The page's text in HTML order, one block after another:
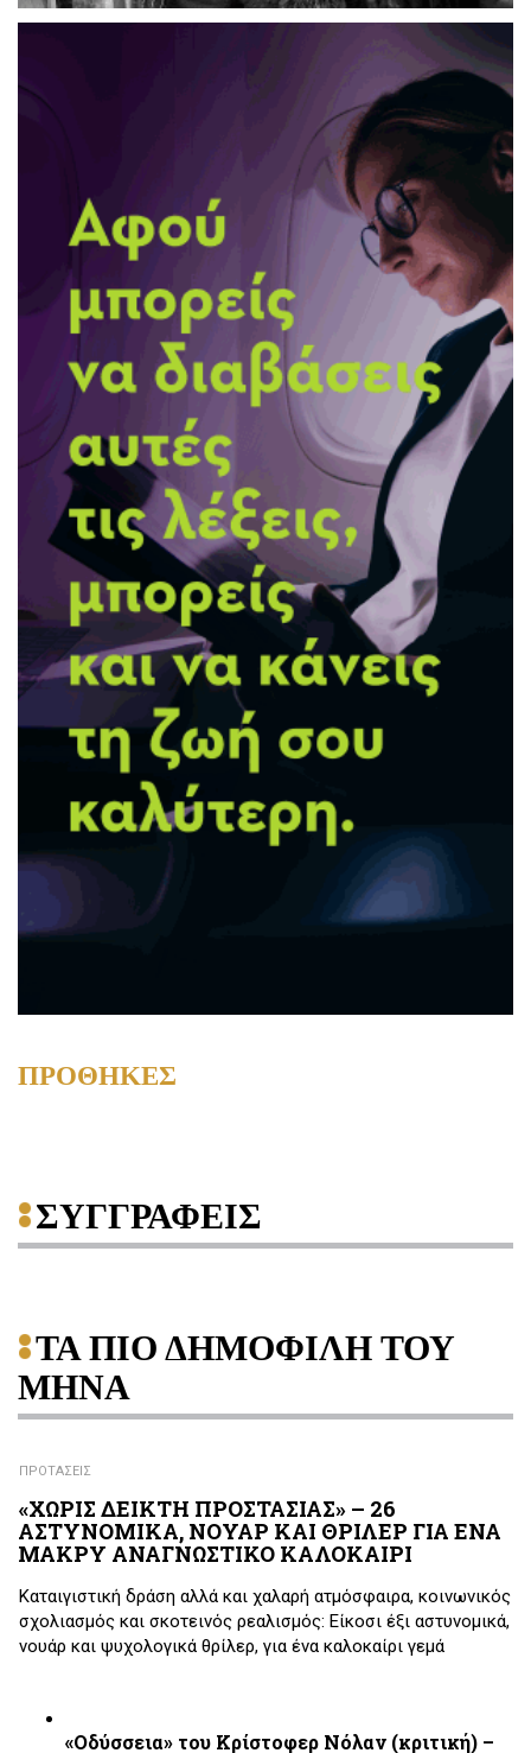
ΠΡΟΘΗΚΕΣ
ΣΥΓΓΡΑΦΕΙΣ
ΤΑ ΠΙΟ ΔΗΜΟΦΙΛΗ ΤΟΥ
ΜΗΝΑ
ΠΡΟΤΑΣΕΙΣ
«ΧΩΡΙΣ ΔΕΙΚΤΗ ΠΡΟΣΤΑΣΙΑΣ» – 26
ΑΣΤΥΝΟΜΙΚΑ, ΝΟΥΑΡ ΚΑΙ ΘΡΙΛΕΡ ΓΙΑ ΕΝΑ
ΜΑΚΡΥ ΑΝΑΓΝΩΣΤΙΚΟ ΚΑΛΟΚΑΙΡΙ
Καταιγιστική δράση αλλά και χαλαρή ατμόσφαιρα, κοινωνικός
σχολιασμός και σκοτεινός ρεαλισμός: Είκοσι έξι αστυνομικά,
νουάρ και ψυχολογικά θρίλερ, για ένα καλοκαίρι γεμά
«Οδύσσεια» του Κρίστοφερ Νόλαν (κριτική) –